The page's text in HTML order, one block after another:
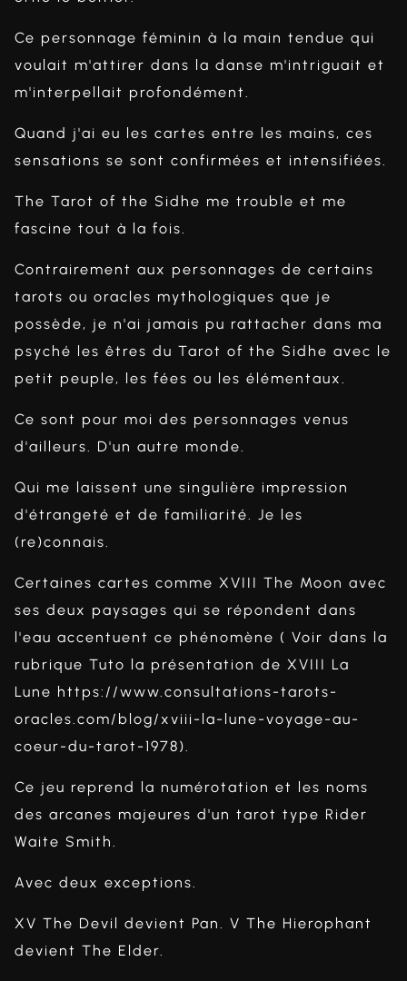
Ce personnage féminin à la main tendue qui
voulait m'attirer dans la danse m'intriguait et
m'interpellait profondément.
Quand j'ai eu les cartes entre les mains, ces
sensations se sont confirmées et intensifiées.
The Tarot of the Sidhe me trouble et me
fascine tout à la fois.
Contrairement aux personnages de certains
tarots ou oracles mythologiques que je
possède, je n'ai jamais pu rattacher dans ma
psyché les êtres du Tarot of the Sidhe avec le
petit peuple, les fées ou les élémentaux.
Ce sont pour moi des personnages venus
d'ailleurs. D'un autre monde.
Qui me laissent une singulière impression
d'étrangeté et de familiarité. Je les
(re)connais.
Certaines cartes comme XVIII The Moon avec
ses deux paysages qui se répondent dans
l'eau accentuent ce phénomène ( Voir dans la
rubrique Tuto la présentation de XVIII La
Lune https://www.consultations-tarots-
oracles.com/blog/xviii-la-lune-voyage-au-
coeur-du-tarot-1978).
Ce jeu reprend la numérotation et les noms
des arcanes majeures d'un tarot type Rider
Waite Smith.
Avec deux exceptions.
XV The Devil devient Pan. V The Hierophant
devient The Elder.